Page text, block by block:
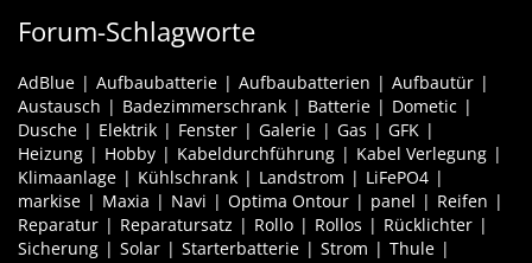
Forum-Schlagworte
AdBlue Aufbaubatterie Aufbaubatterien
Aufbautür
Austausch
Badezimmerschrank Batterie
Dometic
Dusche
Elektrik Fenster Galerie Gas
GFK
Heizung
Hobby Kabeldurchführung
Kabel Verlegung
Klimaanlage
Kühlschrank Landstrom
LiFePO4
markise
Maxia Navi Optima Ontour panel
Reifen
Reparatur
Reparatursatz Rollo Rollos
Rücklichter
Sicherung
Solar Starterbatterie Strom
Thule